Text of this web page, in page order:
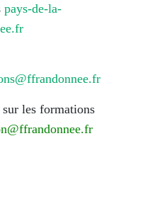
pays-de-la-
sur les formations